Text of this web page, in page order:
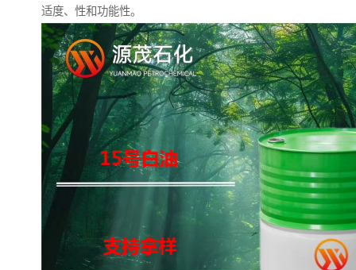
适度、性和功能性。